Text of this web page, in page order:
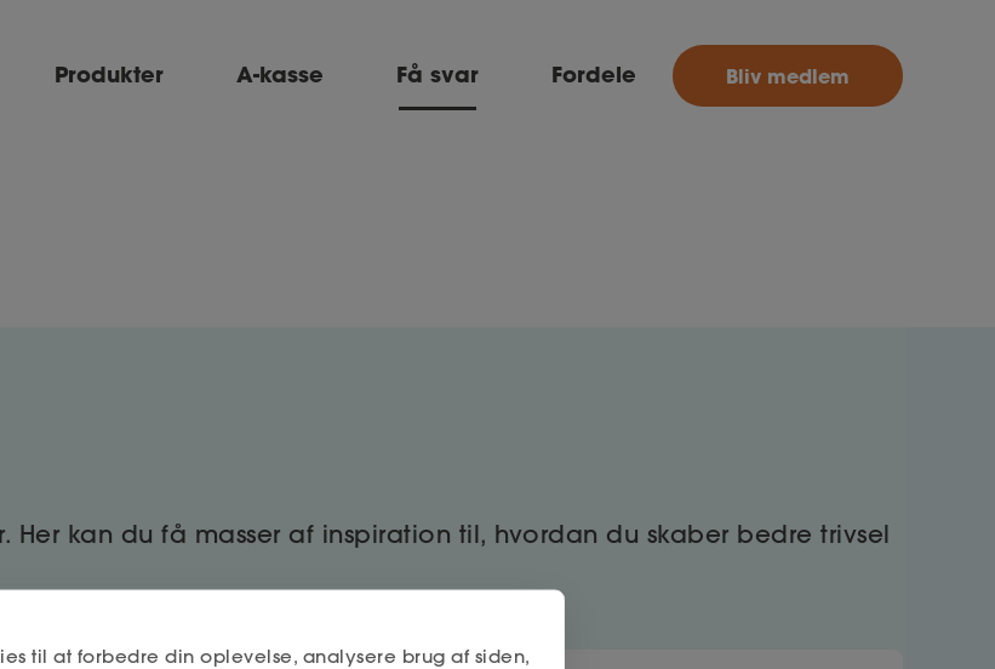
Ase
Produkter A-kasse Få svar Fordele Bliv medlem
kan du få masser af inspiration til, hvordan du skaber bedre trivsel
til at forbedre din oplevelse, analysere brug af siden,